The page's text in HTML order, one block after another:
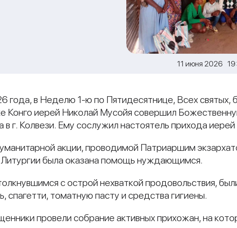
11 июня 2026
года, в Неделю 1-ю по Пятидесятнице, Всех святых,
Конго иерей Николай Мусойя совершил
в г. Колвези. Ему сослужил настоятель прихода
акции, проводимой Патриаршим
Литургии была оказана помощь нуждающимся.
с острой нехваткой продовольствия,
спагетти, томатную пасту и средства гигиены.
провели собрание активных прихожан, на